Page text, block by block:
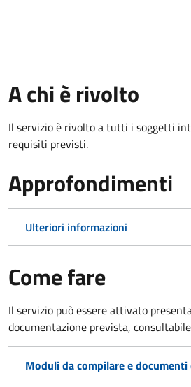
A chi è rivolto
Il servizio è rivolto a tutti i soggetti
requisiti previsti.
Approfondimenti
Ulteriori informazioni
Come fare
Il servizio può essere attivato
documentazione prevista,
Moduli da compilare e documenti